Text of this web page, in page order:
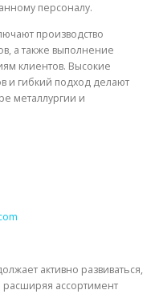
персоналу.
производство
а также выполнение
клиентов. Высокие
и гибкий подход делают
металлургии и
активно развиваться,
ассортимент